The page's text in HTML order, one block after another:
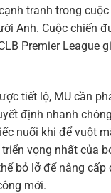
tranh trong
Anh. Cuộc chiến
Premier League
tiết lộ, MU cần
định nhanh
nuối khi để vuột
vọng nhất của
bỏ lỡ để nâng
mới.